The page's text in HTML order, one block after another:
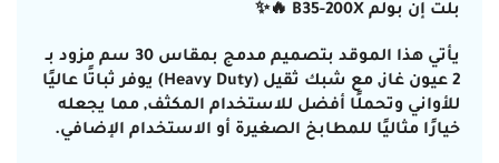
بلت إن بولم B35-200X 🔥✨
يأتي هذا الموقد بتصميم مدمج بمقاس 30 سم مزود بـ
2 عيون غاز, مع شبك ثقيل (Heavy Duty) يوفر ثباتًا عاليًا
للأواني وتحملًا أفضل للاستخدام المكثف, مما يجعله
خيارًا مثاليًا للمطابخ الصغيرة أو الاستخدام الإضافي.